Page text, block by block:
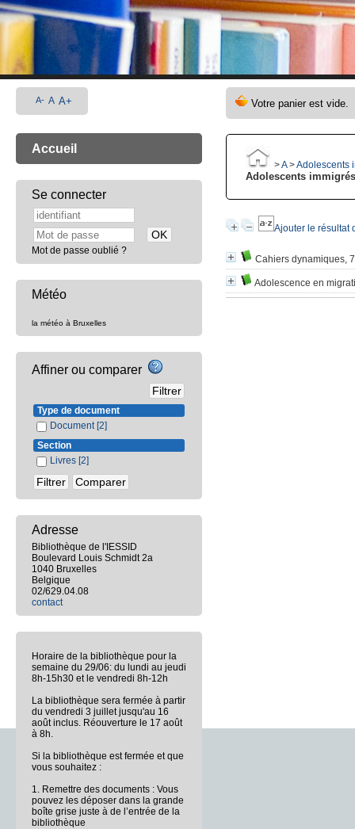
>A>Adolescents
Adolescents immigrés
Ajouter le résultat
Cahiers dynamiques,
Adolescence en
A- A A+
Accueil
Se connecter
Mot de passe oublié ?
Météo
la météo à Bruxelles
Affiner ou comparer
Type de document
Document [2]
Section
Livres [2]
Adresse
Bibliothèque de l'IESSID
Boulevard Louis Schmidt 2a
1040 Bruxelles
Belgique
02/629.04.08
contact
Horaire de la bibliothèque pour la
semaine du 29/06: du lundi au jeudi
8h-15h30 et le vendredi 8h-12h
La bibliothèque sera fermée à partir
du vendredi 3 juillet jusqu'au 16
août inclus. Réouverture le 17 août
à 8h.
Si la bibliothèque est fermée et que
vous souhaitez :
1. Remettre des documents : Vous
pouvez les déposer dans la grande
boîte grise juste à de l’entrée de la
bibliothèque